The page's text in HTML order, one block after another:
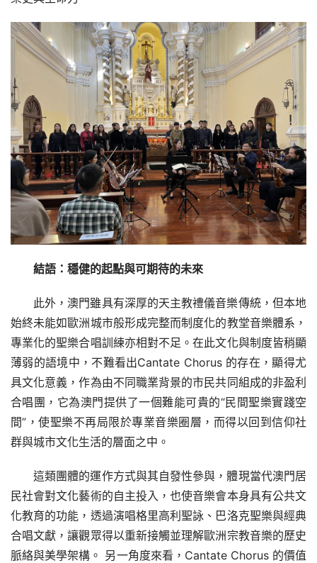
結語：穩健的起點與可期待的未來
此外，澳門雖具有深厚的天主教禮儀音樂傳統，但本地
始終未能如歐洲城市般形成完整而制度化的教堂音樂體系，
專業化的聖樂合唱訓練亦相對不足。在此文化與制度皆稍顯
薄弱的語境中，不難看出Cantate Chorus 的存在，顯得尤
具文化意義，作為由不同職業背景的市民共同組成的非盈利
合唱團，它為澳門提供了一個難能可貴的“民間聖樂實踐空
間”，使聖樂不再局限於專業音樂圈層，而得以回到信仰社
群與城市文化生活的層面之中。
這類團體的運作方式與其自發性參與，體現當代澳門居
民社會對文化藝術的自主投入，也使音樂會本身具有公共文
化教育的功能，透過演唱格里高利聖詠、巴洛克聖樂與經典
合唱文獻，讓觀眾得以重新接觸並理解歐洲宗教音樂的歷史
脈絡與美學架構。 另一角度來看，Cantate Chorus 的價值